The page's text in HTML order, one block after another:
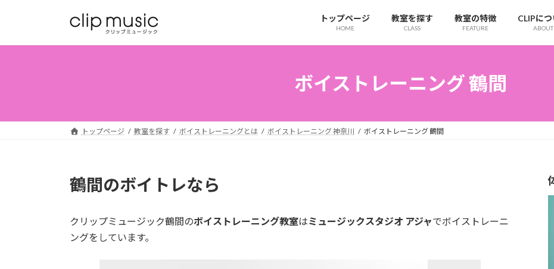
ッ
移
トップページ
HOME
教室を探す
CLASS
教室の特徴
FEATURE
CLIPに
ABOUT
ボイストレーニング 鶴間
トップページ 教室を探す ボイストレーニングとは ボイストレーニング 神奈川 ボイストレーニング 鶴間
鶴間のボイトレなら
クリップミュージック鶴間のボイストレーニング教室はミュージックスタジオ アジャでボイストレーニ
ングをしています。